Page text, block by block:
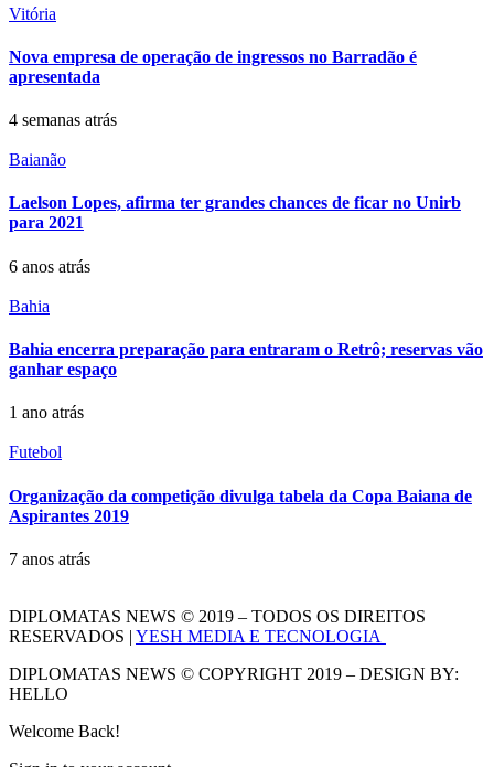
Vitória
Nova empresa de operação de ingressos no Barradão é
apresentada
4 semanas atrás
Baianão
Laelson Lopes, afirma ter grandes chances de ficar no Unirb
para 2021
6 anos atrás
Bahia
Bahia encerra preparação para entraram o Retrô; reservas vão
ganhar espaço
1 ano atrás
Futebol
Organização da competição divulga tabela da Copa Baiana de
Aspirantes 2019
7 anos atrás
DIPLOMATAS NEWS © 2019 – TODOS OS DIREITOS
RESERVADOS | YESH MEDIA E TECNOLOGIA
DIPLOMATAS NEWS © COPYRIGHT 2019 – DESIGN BY:
HELLO
Welcome Back!